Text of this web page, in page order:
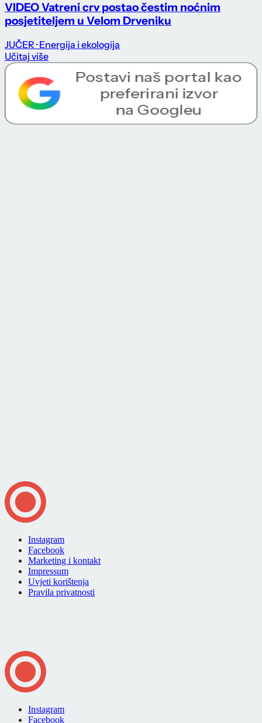
VIDEO Vatreni crv postao čestim noćnim
posjetiteljem u Velom Drveniku
JUČER · Energija i ekologija
Učitaj više
Instagram
Facebook
Marketing i kontakt
Impressum
Uvjeti korištenja
Pravila privatnosti
Instagram
Facebook